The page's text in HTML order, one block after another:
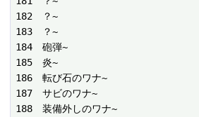
182　？~
183　？~
184　砲弾~
185　炎~
186　転び石のワナ~
187　サビのワナ~
188　装備外しのワナ~